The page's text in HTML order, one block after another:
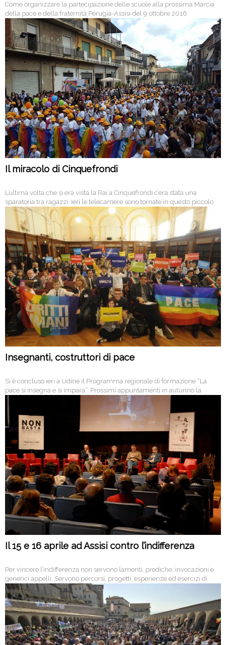
Come organizzare la partecipazione delle scuole alla prossima Marcia
della pace e della fraternità Perugia-Assisi del 9 ottobre 2016
Il miracolo di Cinquefrondi
L’ultima volta che si era vista la Rai a Cinquefrondi c’era stata una
sparatoria tra ragazzi. Ieri le telecamere sono tornate in questo piccolo
centro per raccontare un evento di segno opposto: la prima marcia per
la pace.
Insegnanti, costruttori di pace
Si è concluso ieri a Udine il Programma regionale di formazione “La
pace si insegna e si impara”. Prossimi appuntamenti in autunno la
Marcia Perugia-Assisi del 9 ottobre e il Convegno del Centro Balducci.
Il 15 e 16 aprile ad Assisi contro l’indifferenza
Per vincere l’indifferenza non servono lamenti, prediche, invocazioni e
generici appelli. Servono percorsi, progetti, esperienze ed esercizi di
educazione alla cittadinanza e alla responsabilità.